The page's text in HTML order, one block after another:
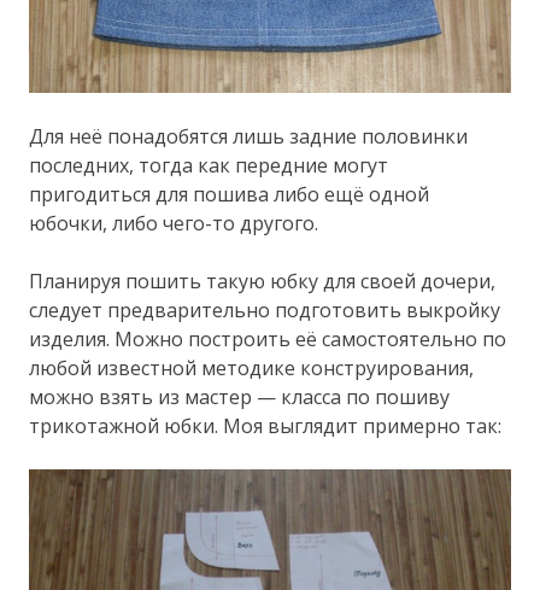
Для неё понадобятся лишь задние половинки
последних, тогда как передние могут
пригодиться для пошива либо ещё одной
юбочки, либо чего-то другого.
Планируя пошить такую юбку для своей дочери,
следует предварительно подготовить выкройку
изделия. Можно построить её самостоятельно по
любой известной методике конструирования,
можно взять из мастер — класса по пошиву
трикотажной юбки. Моя выглядит примерно так: